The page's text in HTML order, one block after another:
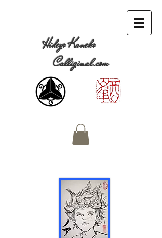
Hideyo Kaneko
Calliginal.com